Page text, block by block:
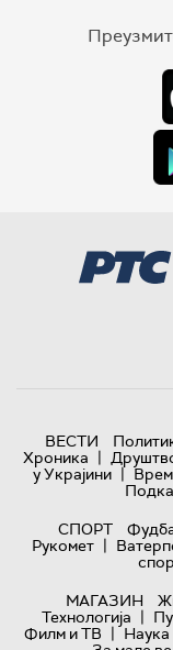
ВЕСТИ
Хроника |
у Украјини |
СПОРТ
Рукомет |
МАГАЗИН
Технологијa |
Филм и ТВ | Наука